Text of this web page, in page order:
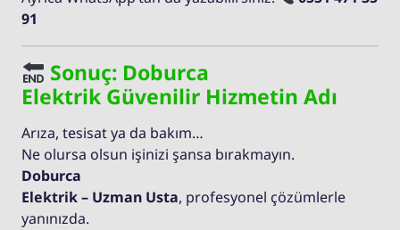
91
Sonuç: Doburca
Elektrik Güvenilir Hizmetin Adı
Arıza, tesisat ya da bakım…
Ne olursa olsun işinizi şansa bırakmayın.
Doburca
Elektrik – Uzman Usta, profesyonel çözümlerle
yanınızda.